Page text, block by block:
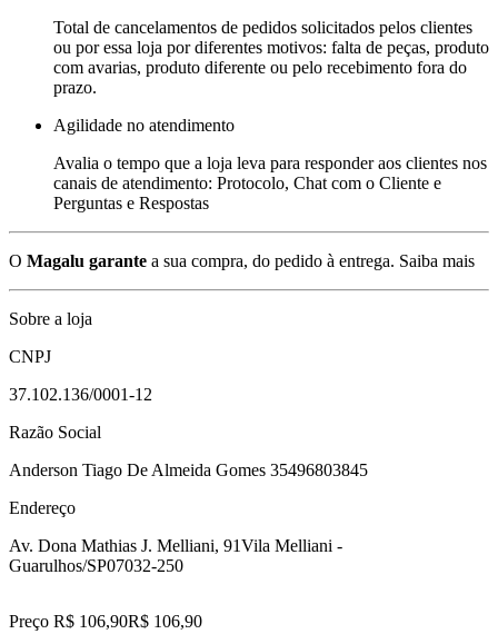
Total de cancelamentos de pedidos solicitados pelos clientes
ou por essa loja por diferentes motivos: falta de peças, produto
com avarias, produto diferente ou pelo recebimento fora do
prazo.
Agilidade no atendimento
Avalia o tempo que a loja leva para responder aos clientes nos
canais de atendimento: Protocolo, Chat com o Cliente e
Perguntas e Respostas
O Magalu garante a sua compra, do pedido à entrega. Saiba mais
Sobre a loja
CNPJ
37.102.136/0001-12
Razão Social
Anderson Tiago De Almeida Gomes 35496803845
Endereço
Av. Dona Mathias J. Melliani, 91Vila Melliani -
Guarulhos/SP07032-250
Preço R$ 106,90R$ 106,90